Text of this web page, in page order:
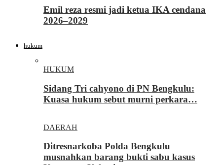
Emil reza resmi jadi ketua IKA cendana
2026–2029
hukum
HUKUM
Sidang Tri cahyono di PN Bengkulu:
Kuasa hukum sebut murni perkara…
DAERAH
Ditresnarkoba Polda Bengkulu
musnahkan barang bukti sabu kasus